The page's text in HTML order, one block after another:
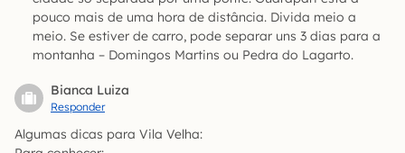
pouco mais de uma hora de distância. Divida meio a
meio. Se estiver de carro, pode separar uns 3 dias para a
montanha – Domingos Martins ou Pedra do Lagarto.
Bianca Luiza
Responder
Algumas dicas para Vila Velha: